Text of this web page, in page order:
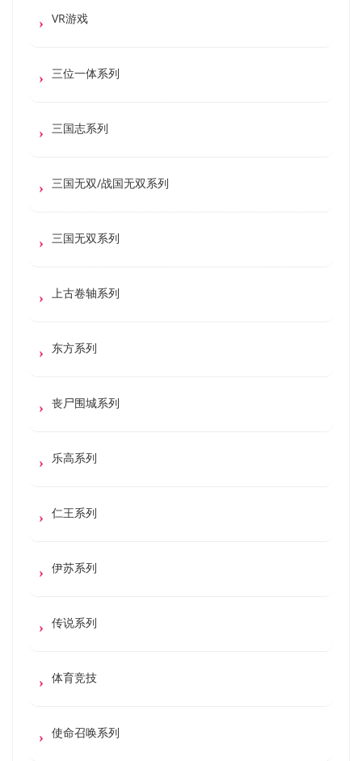
VR游戏
三位一体系列
三国志系列
三国无双/战国无双系列
三国无双系列
上古卷轴系列
东方系列
丧尸围城系列
乐高系列
仁王系列
伊苏系列
传说系列
体育竞技
使命召唤系列